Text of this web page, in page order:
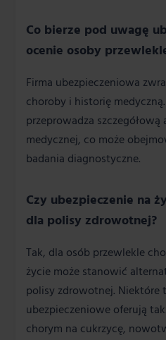
Co bierze pod uwagę
ocenie osoby
Firma ubezpieczeniowa
choroby i historię
przeprowadza
medycznej, co może
badania diagnostyczne.
Czy ubezpieczenie na
dla polisy zdrowotnej?
Tak, dla osób przewlekle
życie może stanowić
polisy zdrowotnej. Niektóre
ubezpieczeniowe oferują
chorym na cukrzycę,